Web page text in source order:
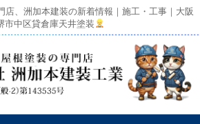
店、洲加本建装の新着情報｜施工・工事｜大阪
市中区貸倉庫天井塗装